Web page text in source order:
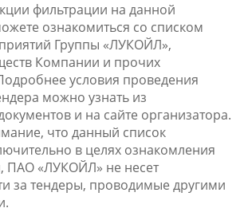
фильтрации на данной
ознакомиться со списком
Группы «ЛУКОЙЛ»,
Компании и прочих
условия проведения
можно узнать из
и на сайте организатора.
что данный список
в целях ознакомления
ПАО «ЛУКОЙЛ» не несет
за тендеры, проводимые другими